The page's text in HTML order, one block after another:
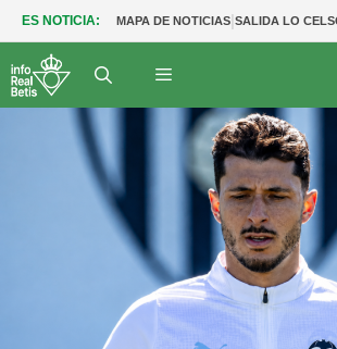
ES NOTICIA: MAPA DE NOTICIAS|SALIDA LO